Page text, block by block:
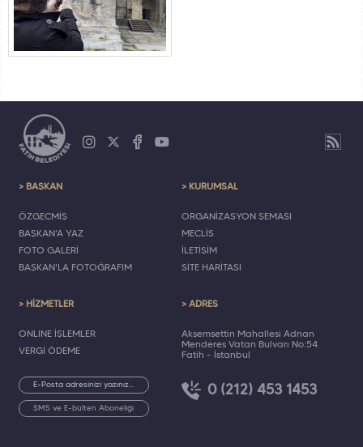
> BAŞKAN
ÖZGEÇMİŞ
BAŞKAN'A YAZ
FOTO GALERİ
BAŞKAN'LA FOTOĞRAFIM
> KURUMSAL
ORGANİZASYON ŞEMASI
MECLİS
İLETİŞİM
SİTE HARİTASI
> HİZMETLER
ONLINE İŞLEMLER
VERGİ ÖDEME
SMS ve E-bülten Aboneliği
> ADRES
Akşemsettin Mahallesi Adnan
Menderes Vatan Bulvarı No:54
Fatih - İstanbul
0 (212) 453 1453